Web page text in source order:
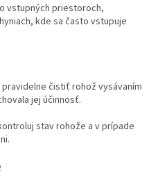
vstupných priestoroch,
kde sa často vstupuje
pravidelne čistiť rohož vysávaním
jej účinnosť.
stav rohože a v prípade